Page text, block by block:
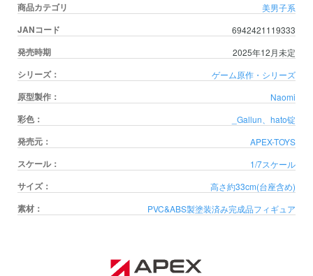
商品カテゴリ 美男子系
JANコード 6942421119333
発売時期 2025年12月未定
シリーズ： ゲーム原作・シリーズ
原型製作： Naomi
彩色： 锭
_Gallun、hato
発売元： APEX-TOYS
スケール： 1/7スケール
サイズ： 高さ約33cm(台座含め)
素材： PVC&ABS製塗装済み完成品フィギュア